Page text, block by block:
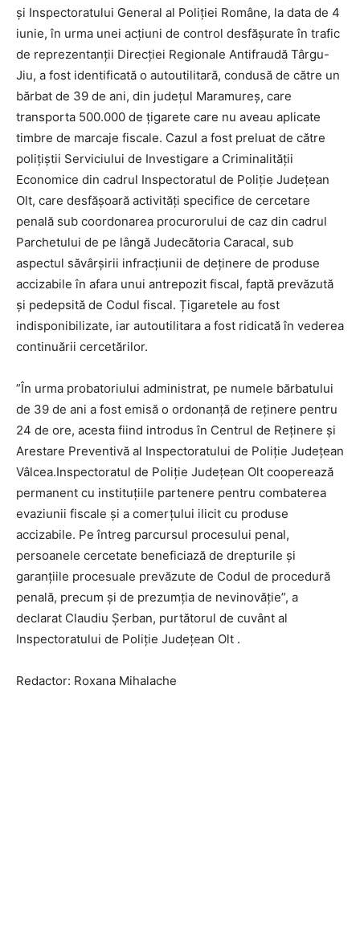
și Inspectoratului General al Poliției Române, la data de 4
iunie, în urma unei acțiuni de control desfășurate în trafic
de reprezentanții Direcției Regionale Antifraudă Târgu-
Jiu, a fost identificată o autoutilitară, condusă de către un
bărbat de 39 de ani, din județul Maramureș, care
transporta 500.000 de țigarete care nu aveau aplicate
timbre de marcaje fiscale. Cazul a fost preluat de către
polițiștii Serviciului de Investigare a Criminalității
Economice din cadrul Inspectoratul de Poliție Județean
Olt, care desfășoară activități specifice de cercetare
penală sub coordonarea procurorului de caz din cadrul
Parchetului de pe lângă Judecătoria Caracal, sub
aspectul săvârșirii infracțiunii de deținere de produse
accizabile în afara unui antrepozit fiscal, faptă prevăzută
și pedepsită de Codul fiscal. Țigaretele au fost
indisponibilizate, iar autoutilitara a fost ridicată în vederea
continuării cercetărilor.
”În urma probatoriului administrat, pe numele bărbatului
de 39 de ani a fost emisă o ordonanță de reținere pentru
24 de ore, acesta fiind introdus în Centrul de Reținere și
Arestare Preventivă al Inspectoratului de Poliție Județean
Vâlcea.Inspectoratul de Poliție Județean Olt cooperează
permanent cu instituțiile partenere pentru combaterea
evaziunii fiscale și a comerțului ilicit cu produse
accizabile. Pe întreg parcursul procesului penal,
persoanele cercetate beneficiază de drepturile și
garanțiile procesuale prevăzute de Codul de procedură
penală, precum și de prezumția de nevinovăție”, a
declarat Claudiu Șerban, purtătorul de cuvânt al
Inspectoratului de Poliție Județean Olt .
Redactor: Roxana Mihalache